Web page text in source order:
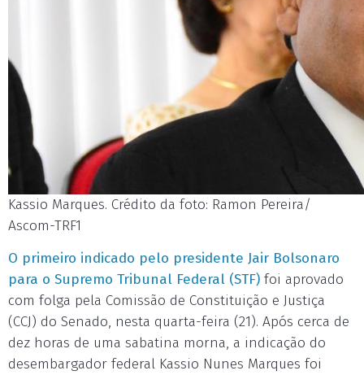
Kassio Marques. Crédito da foto: Ramon Pereira/
Ascom-TRF1
O primeiro indicado pelo presidente Jair Bolsonaro
para o Supremo Tribunal Federal (STF) foi aprovado
com folga pela Comissão de Constituição e Justiça
(CCJ) do Senado, nesta quarta-feira (21). Após cerca de
dez horas de uma sabatina morna, a indicação do
desembargador federal Kassio Nunes Marques foi